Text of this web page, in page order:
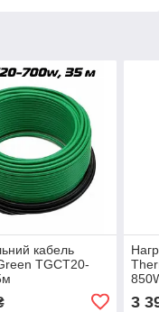
кабель
TGCT20-
3